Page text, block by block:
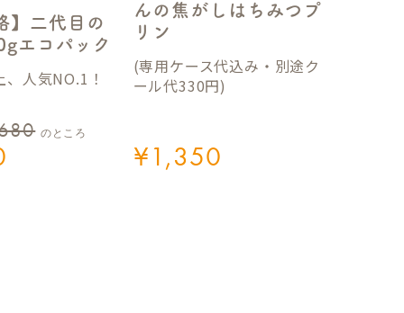
】二代目の
エコパック
人気NO.1！
のところ
んの焦がしはちみつプ
リン
(専用ケース代込み・別途ク
ール代330円)
¥1,350